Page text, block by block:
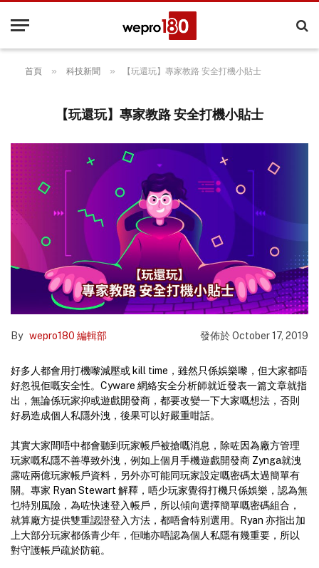
首頁 » 科技新聞 » 【玩還玩】專家教路 安全打機小貼士
【玩還玩】專家教路 安全打機小貼士
By wepro180 編輯部 發佈於October 17, 2019
好多人都會用打機嚟減壓或 kill time，雖然只係娛樂嚟，但大家都唔
好忽視佢嘅安全性。Cyware 網絡安全分析師就近發表一篇文章就指
出，無論係玩家抑或遊戲開發商，都要改變一下大家嘅想法，否則
好易造成個人私隱外洩，後果可以好嚴重咁話。
其實大家間唔中都會聽到玩家帳戶被搶嘅消息，除咗因為廠方管理
玩家嘅私隱不善導致外洩，例如上個月手機遊戲開發商 Zynga就洩
露咗兩億玩家帳戶資料，另外亦可能同玩家設定嘅密碼太過簡單有
關。專家 Ryan Stewart 解釋，唔少玩家覺得打機只係娛樂，認為無
乜特別風險，為咗快速登入帳戶，所以傾向選擇簡單嘅密碼組合，
就算廠方提供雙重認證登入方法，都唔會特別選用。Ryan 亦指出加
上大部分玩家都係青少年，佢哋亦唔認為個人私隱有幾重要，所以
對守護帳戶疏於防範。